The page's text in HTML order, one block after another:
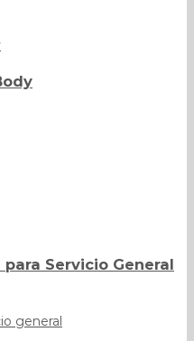
Servicio General